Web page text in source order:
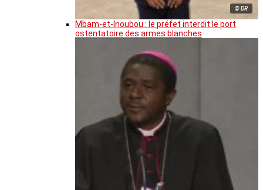
© DR
Mbam-et-Inoubou : le préfet interdit le port
ostentatoire des armes blanches